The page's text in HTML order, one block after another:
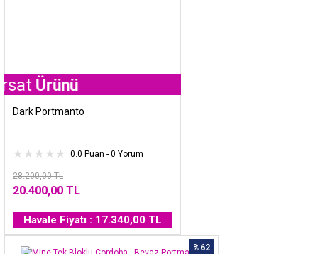
Dark Portmanto
0.0 Puan - 0 Yorum
28.200,00 TL
20.400,00 TL
Havale Fiyatı : 17.340,00 TL
%62